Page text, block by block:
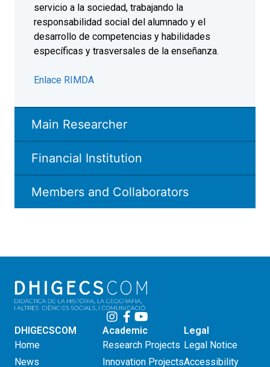
Main Researcher
Financial Institution
Members and Collaborators
servicio a la sociedad, trabajando la
responsabilidad social del alumnado y el
desarrollo de competencias y habilidades
específicas y trasversales de la enseñanza.
Enlace RIMDA
DHIGECSCOM
Home
News
Academic
Research Projects
Innovation Projects
Legal
Legal Notice
Accessibility